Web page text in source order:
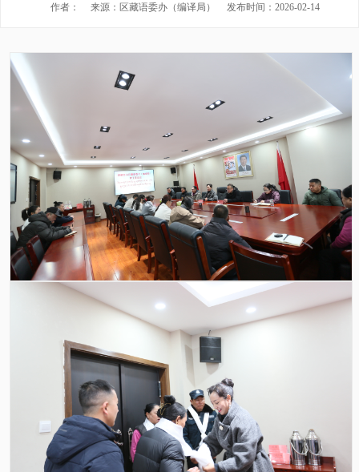
作者： 来源：区藏语委办（编译局） 发布时间：2026-02-14